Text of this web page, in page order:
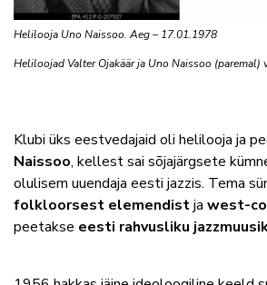
Helilooja Uno Naissoo. Aeg – 17.01.1978
Heliloojad Valter Ojakäär ja Uno Naissoo (paremal)
Klubi üks eestvedajaid oli helilooja ja
Naissoo, kellest sai sõjajärgsete
olulisem uuendaja eesti jazzis. Tema
folkloorsest elemendistja west-
peetakse eesti rahvusliku